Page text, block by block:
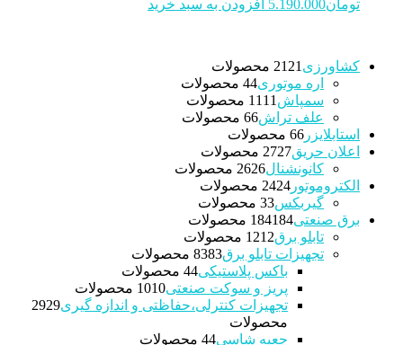
تومان5.190.000 افزودن به سبد خرید
کشاورزی 21 21 محصولات
اره موتوری 44 محصولات
سمپاش
11 11 محصولات
علف تراش 66 محصولات
استابلایزر
66 محصولات
اعلان حریق
2727 محصولات
کانونشنال
2626 محصولات
الکتروموتور
2424 محصولات
گیربکس 33 محصولات
برق صنعتی
184184 محصولات
تابلو برق
1212 محصولات
تجهیزات تابلو برق
8383 محصولات
باکس پلاستیکی 44 محصولات
پریز و سوکت صنعتی
1010 محصولات
تجهیزات کنترلی،حفاظتی و اندازه گیری
2929
محصولات
جعبه شاسی 44 محصولات